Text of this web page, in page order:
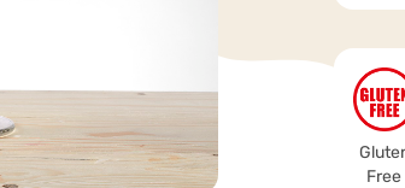
Free